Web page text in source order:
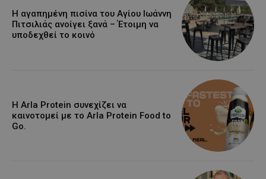
Η αγαπημένη πισίνα του Αγίου Ιωάννη
Πιτσιλιάς ανοίγει ξανά – Έτοιμη να
υποδεχθεί το κοινό
Η Arla Protein συνεχίζει να
καινοτομεί με το Arla Protein Food to
Go.